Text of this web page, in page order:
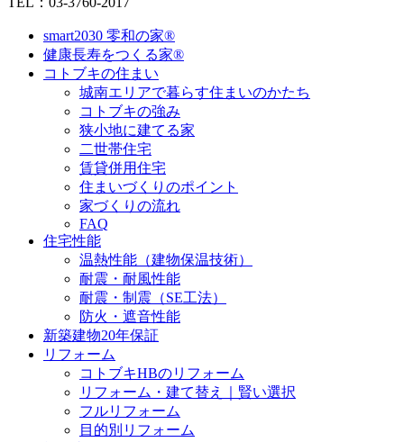
smart2030 零和の家®
健康長寿をつくる家®
コトブキの住まい
城南エリアで暮らす住まいのかたち
コトブキの強み
狭小地に建てる家
二世帯住宅
賃貸併用住宅
住まいづくりのポイント
家づくりの流れ
FAQ
住宅性能
温熱性能（建物保温技術）
耐震・耐風性能
耐震・制震（SE工法）
防火・遮音性能
新築建物20年保証
リフォーム
コトブキHBのリフォーム
リフォーム・建て替え｜賢い選択
フルリフォーム
目的別リフォーム